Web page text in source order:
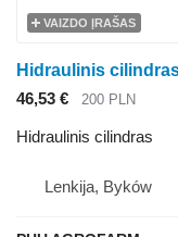
VAIZDO ĮRAŠAS
46,53 € 200 PLN
Hidraulinis cilindras
Lenkija, Byków